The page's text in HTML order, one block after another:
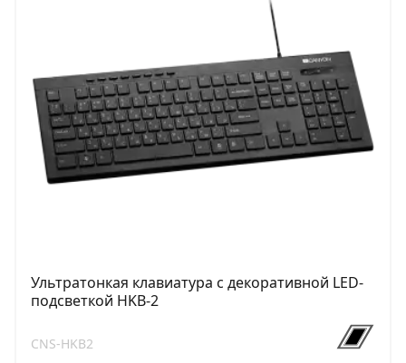
Ультратонкая клавиатура с декоративной LED-
подсветкой HKB-2
CNS-HKB2